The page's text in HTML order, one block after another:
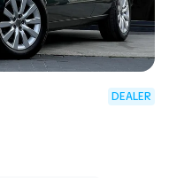
DEALER